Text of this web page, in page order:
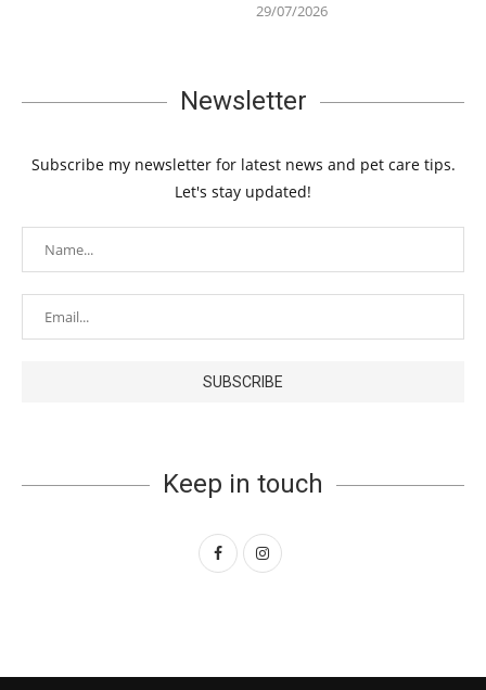
29/07/2026
Newsletter
Subscribe my newsletter for latest news and pet care tips.
Let's stay updated!
Keep in touch